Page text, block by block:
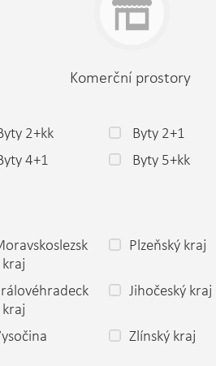
Komerční prostory
2+kk Byty 2+1
4+1 Byty 5+kk
Plzeňský kraj
Jihočeský kraj
Zlínský kraj